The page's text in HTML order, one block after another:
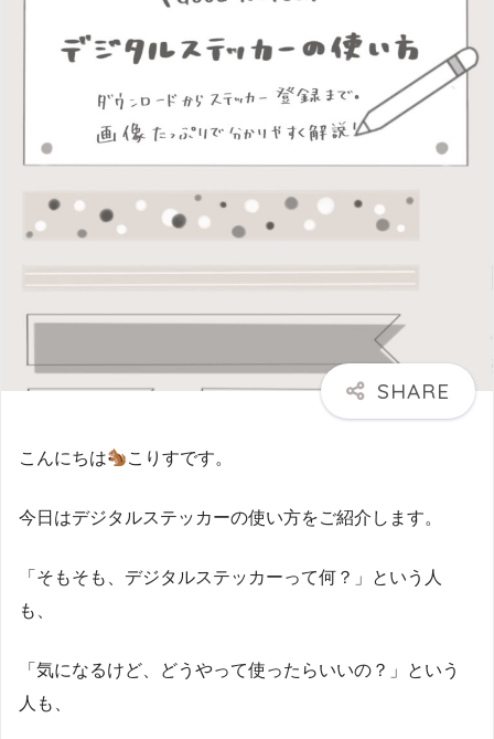
こんにちは こりすです。
今日はデジタルステッカーの使い方をご紹介します。
「そもそも、デジタルステッカーって何？」という人
も、
「気になるけど、どうやって使ったらいいの？」という
人も、